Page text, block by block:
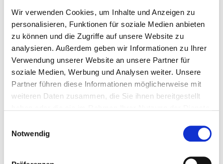
Wir verwenden Cookies, um Inhalte und Anzeigen zu
personalisieren, Funktionen für soziale Medien anbieten
zu können und die Zugriffe auf unsere Website zu
analysieren. Außerdem geben wir Informationen zu Ihrer
Verwendung unserer Website an unsere Partner für
soziale Medien, Werbung und Analysen weiter. Unsere
Partner führen diese Informationen möglicherweise mit
weiteren Daten zusammen, die Sie ihnen bereitgestellt
Einstellungen widerrufen oder ändern:
. Es befindet sich auch ein Link in der
Fußzeile zu den Einstellungen der Cookies um diese
Notwendig
Biochemiker, Ernährungsberater, Health Coach,
Bestsellerautor & Ausbilder
Dein Moderator
Über mich, diesen Kongress und
Nahrungsergänzungen
Professorin für Lebensmittelchemie,